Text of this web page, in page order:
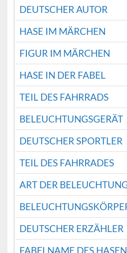
DEUTSCHER AUTOR
HASE IM MÄRCHEN
FIGUR IM MÄRCHEN
HASE IN DER FABEL
TEIL DES FAHRRADS
BELEUCHTUNGSGERÄT
DEUTSCHER SPORTLER
TEIL DES FAHRRADES
ART DER
DEUTSCHER ERZÄHLER
FABELNAME DES HASEN